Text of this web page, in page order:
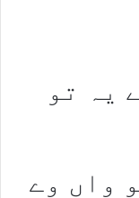
یہ تو
واں وے